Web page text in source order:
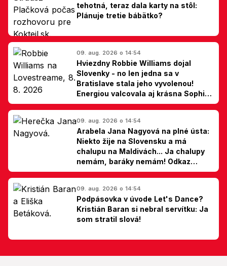
tehotná, teraz dala karty na stôl:
Plánuje tretie bábätko?
09. aug. 2026 o 14:54
Hviezdny Robbie Williams dojal
Slovenky - no len jedna sa v
Bratislave stala jeho vyvolenou!
Energiou valcovala aj krásna Sophie
Ellis-Bextor (foto)
09. aug. 2026 o 14:54
Arabela Jana Nagyová na plné ústa:
Niekto žije na Slovensku a má
chalupu na Maldivách... Ja chalupy
nemám, baráky nemám! Odkaz
Slovákom
09. aug. 2026 o 14:54
Podpásovka v úvode Let's Dance?
Kristián Baran si nebral servítku: Ja
som stratil slová!